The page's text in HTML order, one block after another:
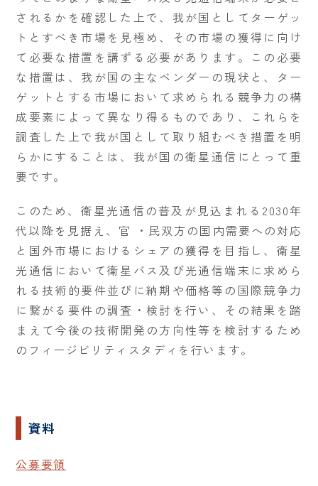
されるかを確認した上で、我が国としてターゲッ
トとすべき市場を見極め、その市場の獲得に向け
て必要な措置を講ずる必要があります。この必要
な措置は、我が国の主なベンダーの現状と、ター
ゲットとする市場において求められる競争力の構
成要素によって異なり得るものであり、これらを
調査した上で我が国として取り組むべき措置を明
らかにすることは、我が国の衛星通信にとって重
要です。
このため、衛星光通信の普及が見込まれる2030年
代以降を見据え、官 ・民双方の国内需要への対応
と国外市場におけるシェアの獲得を目指し、衛星
光通信において衛星バス及び光通信端末に求めら
れる技術的要件並びに納期や価格等の国際競争力
に繋がる要件の調査・検討を行い、その結果を踏
まえて今後の技術開発の方向性等を検討するため
のフィージビリティスタディを行います。
資料
公募要領